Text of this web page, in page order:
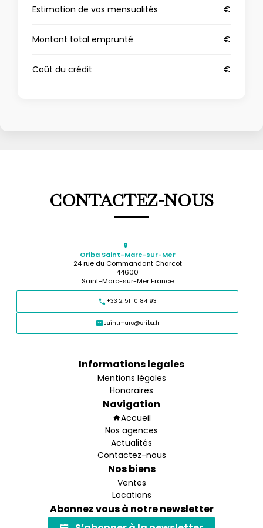
Estimation de vos mensualités €
Montant total emprunté €
Coût du crédit €
CONTACTEZ-NOUS
Oriba Saint-Marc-sur-Mer
24 rue du Commandant Charcot
44600
Saint-Marc-sur-Mer France
+33 2 51 10 84 93
saintmarc@oriba.fr
Informations legales
Mentions légales
Honoraires
Navigation
Accueil
Nos agences
Actualités
Contactez-nous
Nos biens
Ventes
Locations
Abonnez vous à notre newsletter